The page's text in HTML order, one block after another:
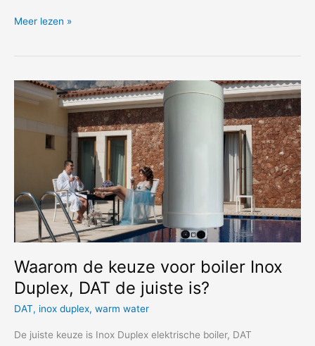
Zoek
Valencia
met
Nederlandse
makelaar
Muybien
Meer lezen »
Waarom de keuze voor boiler Inox
Duplex, DAT de juiste is?
DAT, inox duplex, warm water
De juiste keuze is Inox Duplex elektrische boiler, DAT